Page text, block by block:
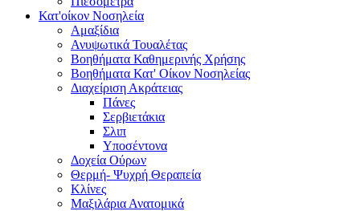
Κατ'οίκον Νοσηλεία
Αμαξίδια
Ανυψωτικά Τουαλέτας
Βοηθήματα Καθημερινής Χρήσης
Βοηθήματα Κατ' Οίκον Νοσηλείας
Διαχείριση Ακράτειας
Πάνες
Σερβιετάκια
Σλιπ
Υποσέντονα
Δοχεία Ούρων
Θερμή- Ψυχρή Θεραπεία
Κλίνες
Μαξιλάρια Ανατομικά